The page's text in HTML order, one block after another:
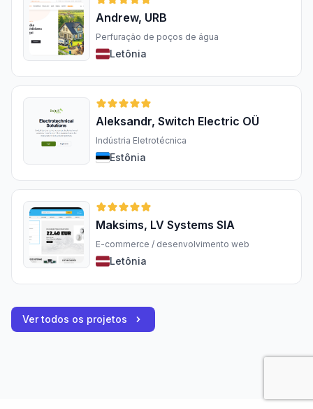
Andrew, URB
Perfuração de poços de água
Letônia
Aleksandr, Switch Electric OÜ
Indústria Eletrotécnica
Estônia
Maksims, LV Systems SIA
E-commerce / desenvolvimento web
Letônia
Ver todos os projetos